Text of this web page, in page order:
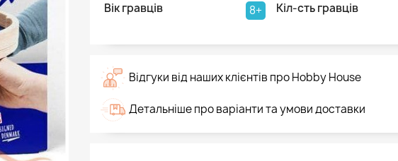
Вік гравців 8+ Кіл-сть гравців
Відгуки від наших клієнтів про Hobby House
Детальніше про варіанти та умови доставки